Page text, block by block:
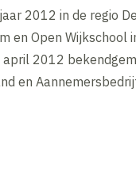
2012 in de regio
Open Wijkschool
2012
en